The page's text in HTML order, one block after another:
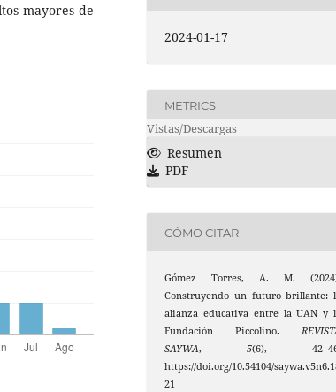
mayores de
2024-01-17
METRICS
Vistas/Descargas
Resumen
PDF
CÓMO CITAR
Gómez Torres, A. M.
Construyendo un futuro brillante:
alianza educativa entre la UAN y
Fundación Piccolino.
SAYWA, 5(6),
https://doi.org/10.54104/
21